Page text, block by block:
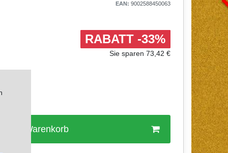
EAN: 9002588450063
RABATT -33%
Sie sparen 73,42 €
In den Warenkorb